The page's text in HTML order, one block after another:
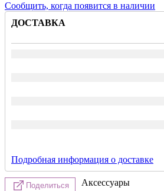
Сообщить, когда появится в наличии
ДОСТАВКА
Подробная информация о доставке
Поделиться Аксессуары